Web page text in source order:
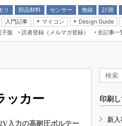
リ
部品材料
センサー 無線 計測
アナログ機能回路
計測とテスト
入門記事
マイコン
Design Guide
CEATEC
組込み/エッジコンピューティング展
人とくるま展
Microchip情報
子版
読者登録（メルマガ登録） 全記事一
ッカー
入力の高耐圧ボルテー
印刷
新